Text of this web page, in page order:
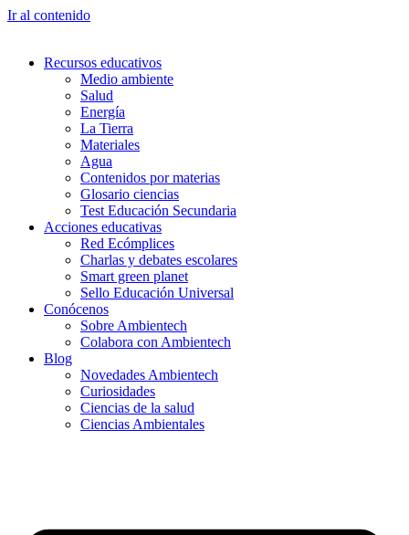
Ir al contenido
Recursos educativos
Medio ambiente
Salud
Energía
La Tierra
Materiales
Agua
Contenidos por materias
Glosario ciencias
Test Educación Secundaria
Acciones educativas
Red Ecómplices
Charlas y debates escolares
Smart green planet
Sello Educación Universal
Conócenos
Sobre Ambientech
Colabora con Ambientech
Blog
Novedades Ambientech
Curiosidades
Ciencias de la salud
Ciencias Ambientales